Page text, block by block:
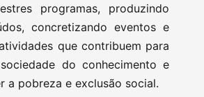
programas, produzindo
concretizando eventos e
que contribuem para
do conhecimento e
a pobreza e exclusão social.